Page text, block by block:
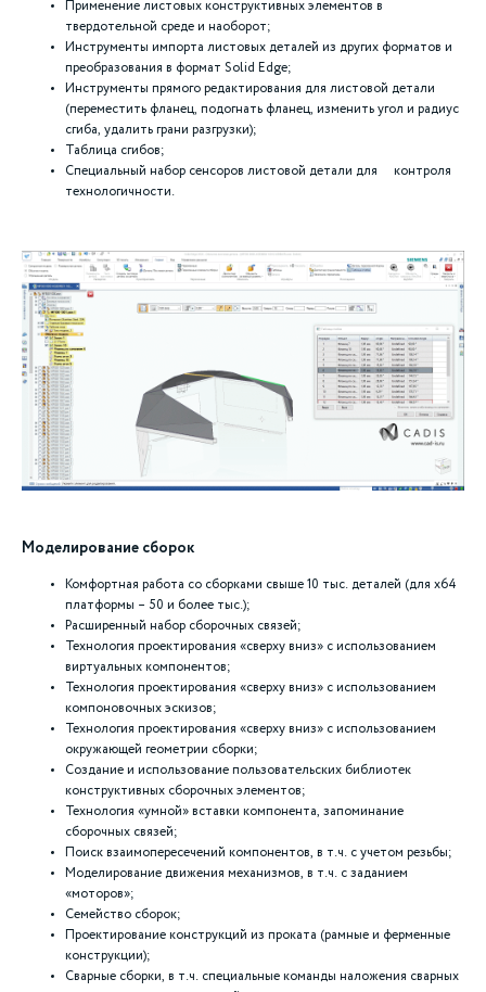
Применение листовых конструктивных элементов в
твердотельной среде и наоборот;
Инструменты импорта листовых деталей из других форматов и
преобразования в формат Solid Edge;
Инструменты прямого редактирования для листовой детали
(переместить фланец, подогнать фланец, изменить угол и радиус
сгиба, удалить грани разгрузки);
Таблица сгибов;
Специальный набор сенсоров листовой детали для контроля
технологичности.
Моделирование сборок
Комфортная работа со сборками свыше 10 тыс. деталей (для х64
платформы – 50 и более тыс.);
Расширенный набор сборочных связей;
Технология проектирования «сверху вниз» с использованием
виртуальных компонентов;
Технология проектирования «сверху вниз» с использованием
компоновочных эскизов;
Технология проектирования «сверху вниз» с использованием
окружающей геометрии сборки;
Создание и использование пользовательских библиотек
конструктивных сборочных элементов;
Технология «умной» вставки компонента, запоминание
сборочных связей;
Поиск взаимопересечений компонентов, в т.ч. с учетом резьбы;
Моделирование движения механизмов, в т.ч. с заданием
«моторов»;
Семейство сборок;
Проектирование конструкций из проката (рамные и ферменные
конструкции);
Сварные сборки, в т.ч. специальные команды наложения сварных